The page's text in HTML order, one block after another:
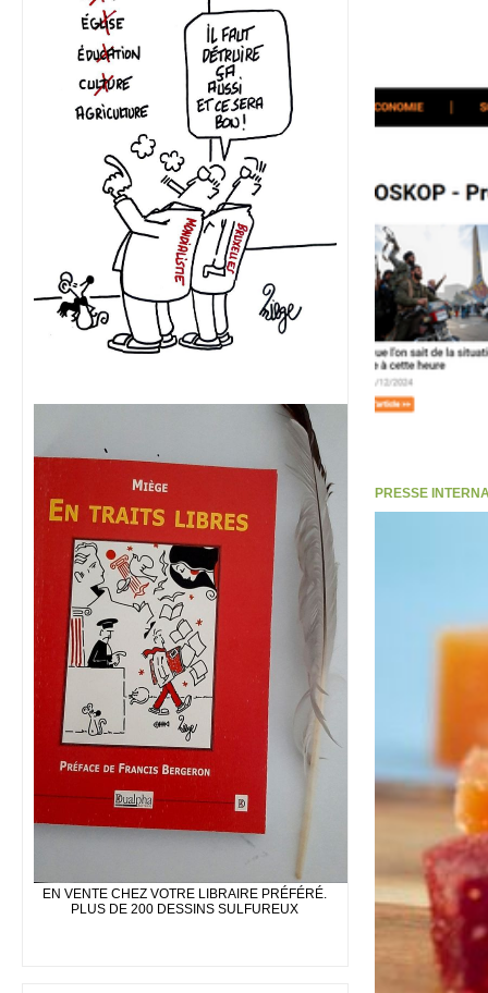
EN VENTE CHEZ VOTRE LIBRAIRE PRÉFÉRÉ.
PLUS DE 200 DESSINS SULFUREUX
PRESSE